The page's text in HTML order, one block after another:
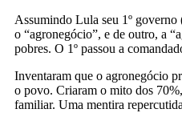
Assumindo Lula seu 1º governo
o “agronegócio”, e de outro, a
pobres. O 1º passou a
Inventaram que o agronegócio
o povo. Criaram o mito dos
familiar. Uma mentira